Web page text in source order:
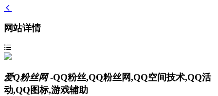
网站详情
爱Q粉丝网-QQ粉丝,QQ粉丝网,QQ空间技术,QQ活
动,QQ图标,游戏辅助